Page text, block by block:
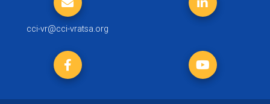
cci-vr@cci-vratsa.org